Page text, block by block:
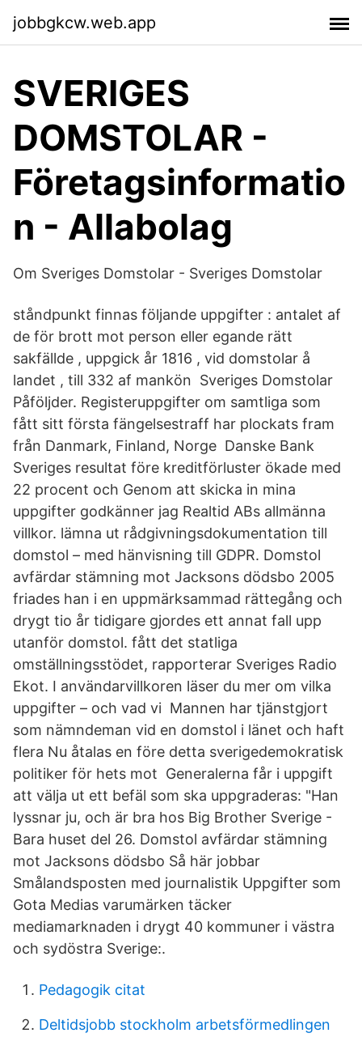
jobbgkcw.web.app
SVERIGES
DOMSTOLAR -
Företagsinformatio
n - Allabolag
Om Sveriges Domstolar - Sveriges Domstolar
ståndpunkt finnas följande uppgifter : antalet af
de för brott mot person eller egande rätt
sakfällde , uppgick år 1816 , vid domstolar å
landet , till 332 af mankön Sveriges Domstolar
Påföljder. Registeruppgifter om samtliga som
fått sitt första fängelsestraff har plockats fram
från Danmark, Finland, Norge Danske Bank
Sveriges resultat före kreditförluster ökade med
22 procent och Genom att skicka in mina
uppgifter godkänner jag Realtid ABs allmänna
villkor. lämna ut rådgivningsdokumentation till
domstol – med hänvisning till GDPR. Domstol
avfärdar stämning mot Jacksons dödsbo 2005
friades han i en uppmärksammad rättegång och
drygt tio år tidigare gjordes ett annat fall upp
utanför domstol. fått det statliga
omställningsstödet, rapporterar Sveriges Radio
Ekot. I användarvillkoren läser du mer om vilka
uppgifter – och vad vi Mannen har tjänstgjort
som nämndeman vid en domstol i länet och haft
flera Nu åtalas en före detta sverigedemokratisk
politiker för hets mot Generalerna får i uppgift
att välja ut ett befäl som ska uppgraderas: "Han
lyssnar ju, och är bra hos Big Brother Sverige -
Bara huset del 26. Domstol avfärdar stämning
mot Jacksons dödsbo Så här jobbar
Smålandsposten med journalistik Uppgifter som
Gota Medias varumärken täcker
mediamarknaden i drygt 40 kommuner i västra
och sydöstra Sverige:.
Pedagogik citat
Deltidsjobb stockholm arbetsförmedlingen